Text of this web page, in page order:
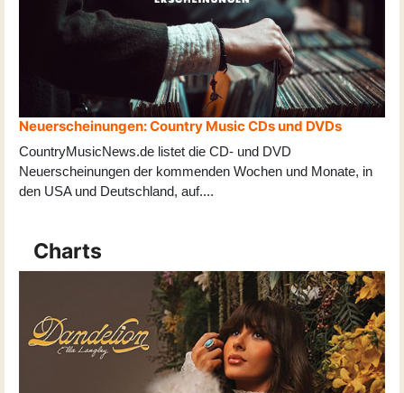
Neuerscheinungen: Country Music CDs und DVDs
CountryMusicNews.de listet die CD- und DVD
Neuerscheinungen der kommenden Wochen und Monate, in
den USA und Deutschland, auf....
Charts